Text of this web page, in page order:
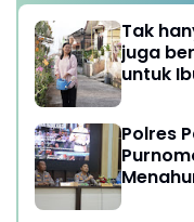
Tak
juga
untuk
Polres